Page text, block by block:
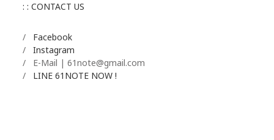
: : CONTACT US
/ Facebook
/ Instagram
/ E-Mail | 61note@gmail.com
/ LINE 61NOTE NOW !